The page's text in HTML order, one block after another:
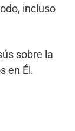
incluso
sobre la
en Él.